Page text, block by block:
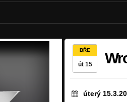
BŘE
út 15
úterý